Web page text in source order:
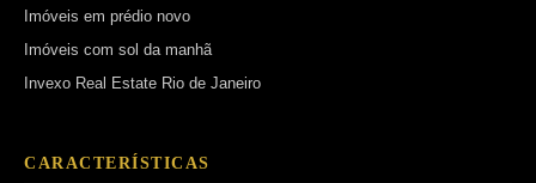
Imóveis em prédio novo
Imóveis com sol da manhã
Invexo Real Estate Rio de Janeiro
CARACTERÍSTICAS